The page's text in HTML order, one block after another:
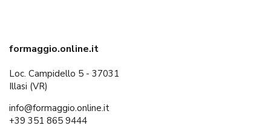
formaggio.online.it
Loc. Campidello 5 - 37031
Illasi (VR)
info@formaggio.online.it
+39 351 865 9444